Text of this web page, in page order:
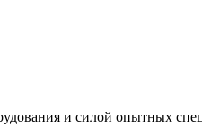
и силой опытных